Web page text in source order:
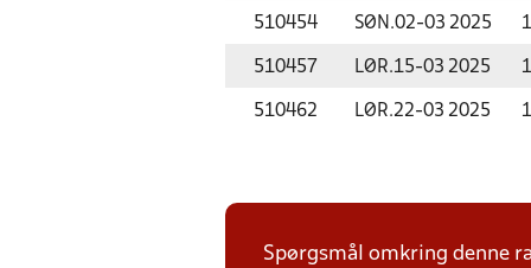
510454 SØN.02-03 2025
510457 LØR.15-03 2025
510462 LØR.22-03 2025
Spørgsmål omkring denne